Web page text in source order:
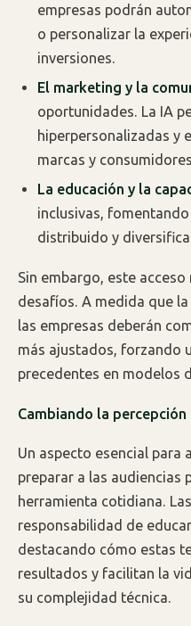
empresas podrán
o personalizar la
inversiones.
El marketing y la
oportunidades. La IA
hiperpersonalizadas y
marcas y
La educación y la
inclusivas,
distribuido y
Sin embargo, este
desafíos. A medida que
las empresas deberán
más ajustados, forzando
precedentes en modelos
Cambiando la percepción
Un aspecto esencial para
preparar a las audiencias
herramienta cotidiana.
responsabilidad de
destacando cómo estas
resultados y facilitan la
su complejidad técnica.